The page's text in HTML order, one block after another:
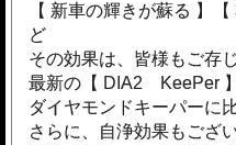
【 新車の輝きが蘇る 】
ど
その効果は、皆様もご存
最新の【 DIA2 KeePer
ダイヤモンドキーパーに
さらに、自浄効果もござ